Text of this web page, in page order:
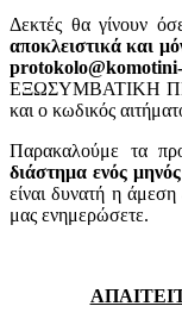
Δεκτές θα γίνουν
αποκλειστικά και
ΕΞΩΣΥΜΒΑΤΙΚΗ
και ο κωδικός
Παρακαλούμε τα
διάστημα ενός μηνός
είναι δυνατή η
μας ενημερώσετε.